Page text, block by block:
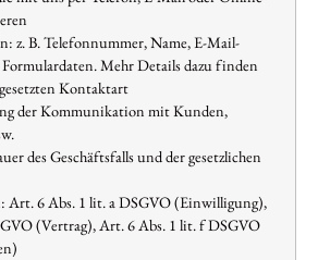
z. B. Telefonnummer, Name, E-Mail-
Formulardaten. Mehr Details dazu finden
Kontaktart
der Kommunikation mit Kunden,
des Geschäftsfalls und der gesetzlichen
Art. 6 Abs. 1 lit. a DSGVO (Einwilligung),
(Vertrag), Art. 6 Abs. 1 lit. f DSGVO